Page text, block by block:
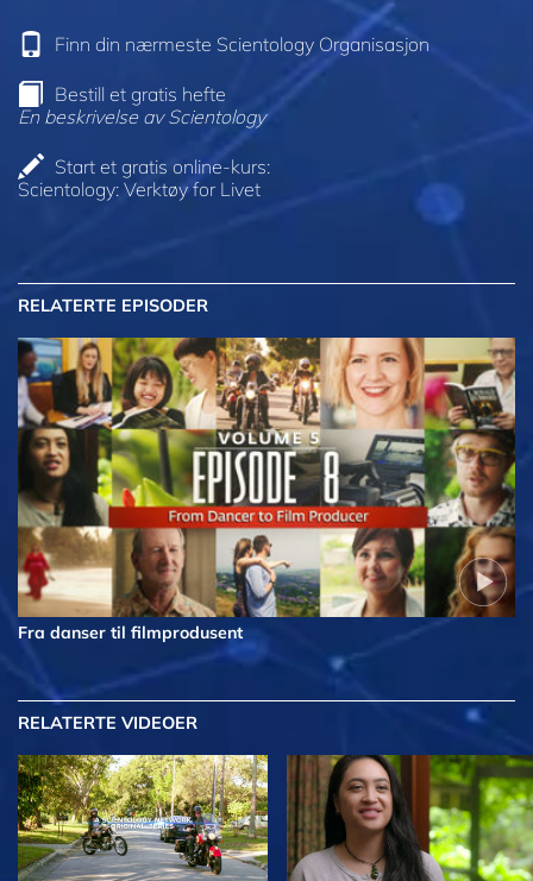
Finn din nærmeste Scientology Organisasjon
Bestill et gratis hefte
En beskrivelse av Scientology
Start et gratis online-kurs:
Scientology: Verktøy for Livet
RELATERTE EPISODER
Fra danser til filmprodusent
RELATERTE VIDEOER